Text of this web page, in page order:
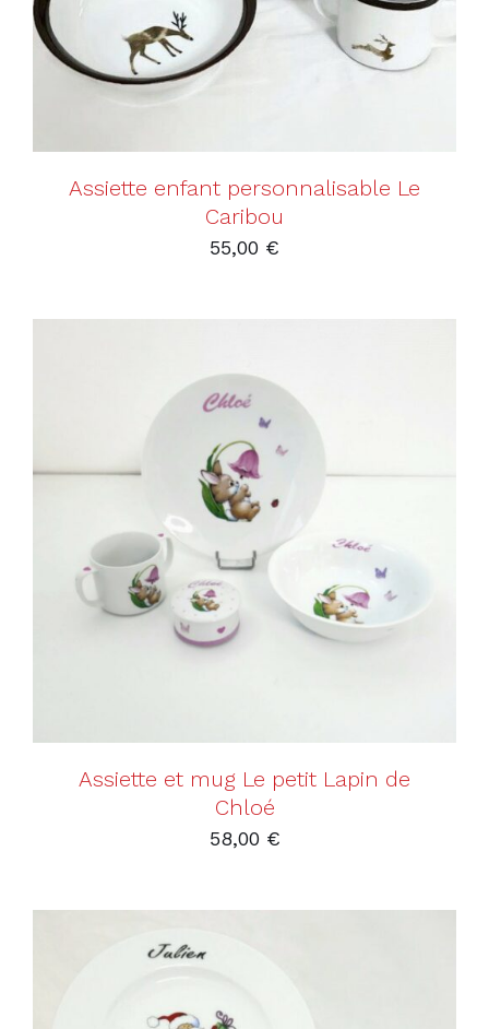
Assiette enfant personnalisable Le
Caribou
55,00 €
AJOUTER AU PANIER DÉTAILS
Assiette et mug Le petit Lapin de
Chloé
58,00 €